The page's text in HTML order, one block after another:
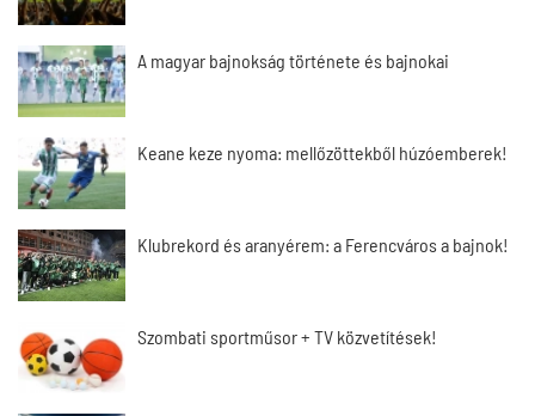
A magyar bajnokság története és bajnokai
Keane keze nyoma: mellőzöttekből húzóemberek!
Klubrekord és aranyérem: a Ferencváros a bajnok!
Szombati sportműsor + TV közvetítések!